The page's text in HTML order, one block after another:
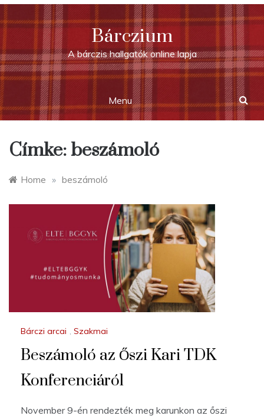
Skip
to
content
Bárczium
A bárczis hallgatók online lapja
Menu
Címke: beszámoló
Home » beszámoló
Bárczi arcai , Szakmai
Beszámoló az Őszi Kari TDK
Konferenciáról
November 9-én rendezték meg karunkon az őszi